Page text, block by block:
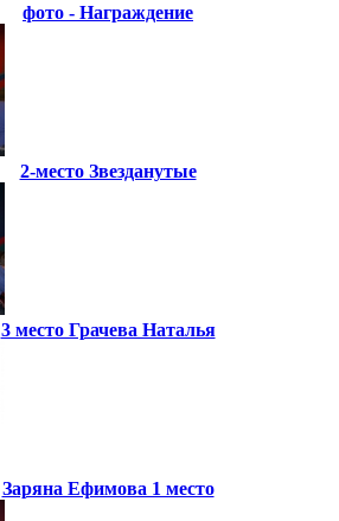
фото - Награждение
2-место Звезданутые
3 место Грачева Наталья
Заряна Ефимова 1 место